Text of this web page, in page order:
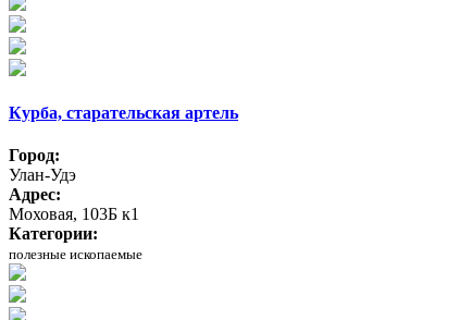
Курба, старательская артель
Город:
Улан-Удэ
Адрес:
Моховая, 103Б к1
Категории:
полезные ископаемые